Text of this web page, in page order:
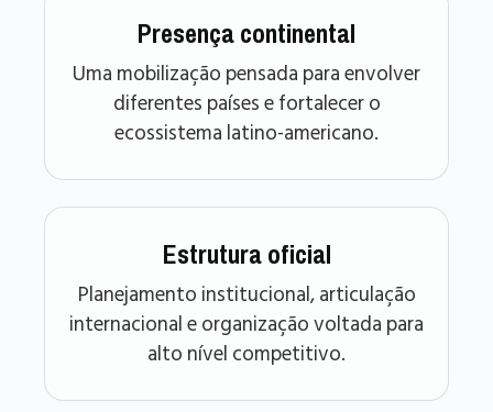
Presença continental
Uma mobilização pensada para envolver
diferentes países e fortalecer o
ecossistema latino-americano.
Estrutura oficial
Planejamento institucional, articulação
internacional e organização voltada para
alto nível competitivo.